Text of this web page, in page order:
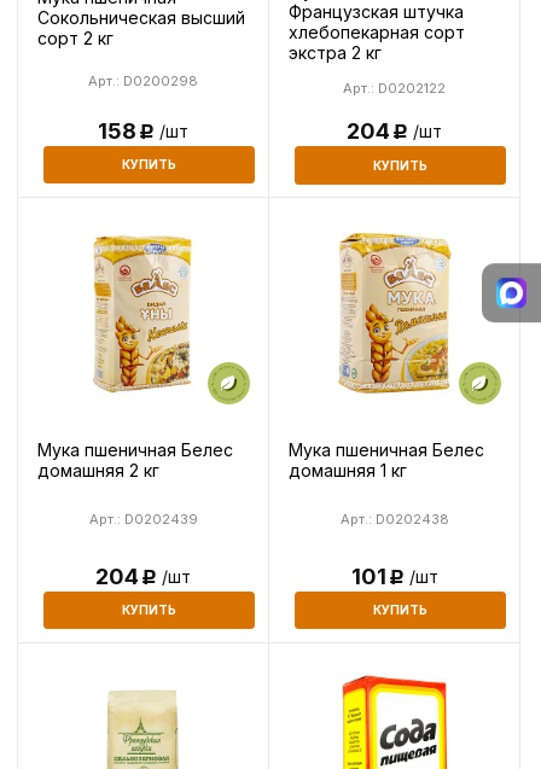
Сокольническая высший
сорт 2 кг
Арт.: D0200298
158Р /шт
КУПИТЬ
Французская штучка
хлебопекарная сорт
экстра 2 кг
Арт.: D0202122
204Р /шт
КУПИТЬ
Мука пшеничная Белес
домашняя 2 кг
Арт.: D0202439
204Р /шт
КУПИТЬ
Мука пшеничная Белес
домашняя 1 кг
Арт.: D0202438
101Р /шт
КУПИТЬ